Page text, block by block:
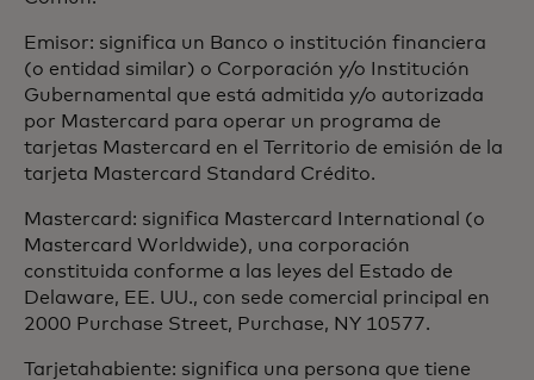
Emisor: significa un Banco o institución financiera
(o entidad similar) o Corporación y/o Institución
Gubernamental que está admitida y/o autorizada
por Mastercard para operar un programa de
tarjetas Mastercard en el Territorio de emisión de la
tarjeta Mastercard Standard Crédito.
Mastercard: significa Mastercard International (o
Mastercard Worldwide), una corporación
constituida conforme a las leyes del Estado de
Delaware, EE. UU., con sede comercial principal en
2000 Purchase Street, Purchase, NY 10577.
Tarjetahabiente: significa una persona que tiene